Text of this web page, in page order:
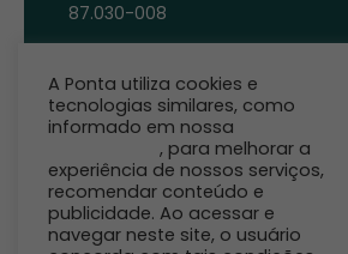
87.030-008
A Ponta utiliza cookies e
tecnologias similares, como
informado em nossa
, para melhorar a
experiência de nossos serviços,
recomendar conteúdo e
publicidade. Ao acessar e
navegar neste site, o usuário